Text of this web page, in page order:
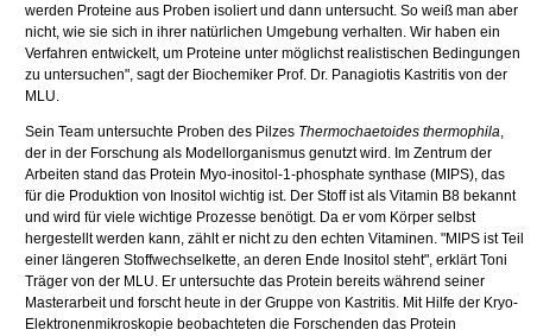
werden Proteine aus Proben isoliert und dann untersucht. So weiß man aber
nicht, wie sie sich in ihrer natürlichen Umgebung verhalten. Wir haben ein
Verfahren entwickelt, um Proteine unter möglichst realistischen Bedingungen
zu untersuchen", sagt der Biochemiker Prof. Dr. Panagiotis Kastritis von der
MLU.
Sein Team untersuchte Proben des Pilzes Thermochaetoides thermophila,
der in der Forschung als Modellorganismus genutzt wird. Im Zentrum der
Arbeiten stand das Protein Myo-inositol-1-phosphate synthase (MIPS), das
für die Produktion von Inositol wichtig ist. Der Stoff ist als Vitamin B8 bekannt
und wird für viele wichtige Prozesse benötigt. Da er vom Körper selbst
hergestellt werden kann, zählt er nicht zu den echten Vitaminen. "MIPS ist Teil
einer längeren Stoffwechselkette, an deren Ende Inositol steht", erklärt Toni
Träger von der MLU. Er untersuchte das Protein bereits während seiner
Masterarbeit und forscht heute in der Gruppe von Kastritis. Mit Hilfe der Kryo-
Elektronenmikroskopie beobachteten die Forschenden das Protein